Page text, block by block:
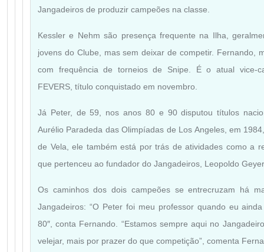
Jangadeiros de produzir campeões na classe.
Kessler e Nehm são presença frequente na Ilha,
jovens do Clube, mas sem deixar de competir. Fernando,
com frequência de torneios de Snipe. É o atual vice-
FEVERS, título conquistado em novembro.
Já Peter, de 59, nos anos 80 e 90 disputou títulos
Aurélio Paradeda das Olimpíadas de Los Angeles, em
de Vela, ele também está por trás de atividades como a
que pertenceu ao fundador do Jangadeiros, Leopoldo
Os caminhos dos dois campeões se entrecruzam há
Jangadeiros: “O Peter foi meu professor quando eu
80″, conta Fernando. “Estamos sempre aqui no
velejar, mais por prazer do que competição”, comenta